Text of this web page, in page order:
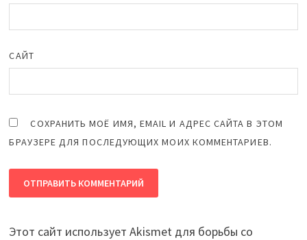
САЙТ
СОХРАНИТЬ МОЁ ИМЯ, EMAIL И АДРЕС САЙТА В ЭТОМ
БРАУЗЕРЕ ДЛЯ ПОСЛЕДУЮЩИХ МОИХ КОММЕНТАРИЕВ.
Этот сайт использует Akismet для борьбы со